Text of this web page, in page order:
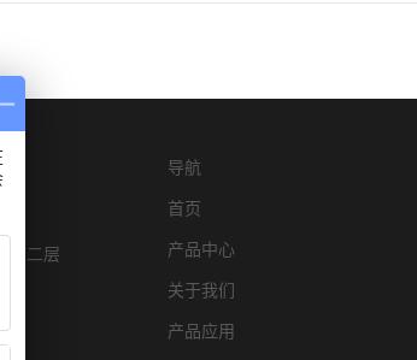
栋二层
导航
首页
产品中心
关于我们
产品应用